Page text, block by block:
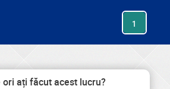
1
ori ați făcut acest lucru?